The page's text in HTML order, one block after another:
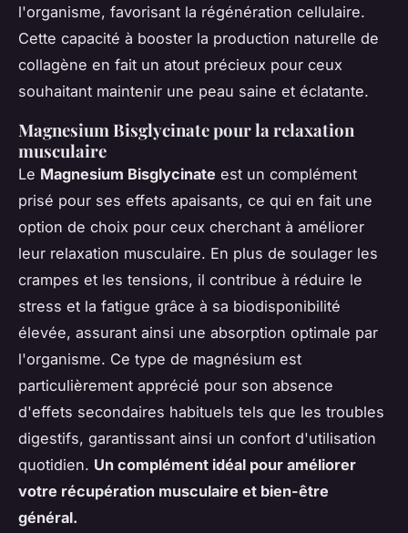
l'organisme, favorisant la régénération cellulaire.
Cette capacité à booster la production naturelle de
collagène en fait un atout précieux pour ceux
souhaitant maintenir une peau saine et éclatante.
Magnesium Bisglycinate pour la relaxation
musculaire
Le Magnesium Bisglycinate est un complément
prisé pour ses effets apaisants, ce qui en fait une
option de choix pour ceux cherchant à améliorer
leur relaxation musculaire. En plus de soulager les
crampes et les tensions, il contribue à réduire le
stress et la fatigue grâce à sa biodisponibilité
élevée, assurant ainsi une absorption optimale par
l'organisme. Ce type de magnésium est
particulièrement apprécié pour son absence
d'effets secondaires habituels tels que les troubles
digestifs, garantissant ainsi un confort d'utilisation
quotidien. Un complément idéal pour améliorer
votre récupération musculaire et bien-être
général.